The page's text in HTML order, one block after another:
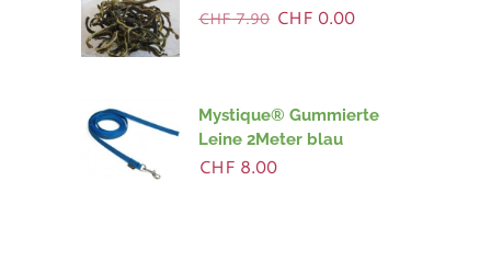
CHF7.90 Ursprünglicher
CHF 0.00Aktueller
Mystique® Gummierte
Leine 2Meter blau
CHF 8.00